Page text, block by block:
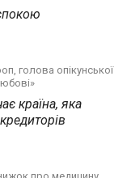
голова опікунської
країна, яка